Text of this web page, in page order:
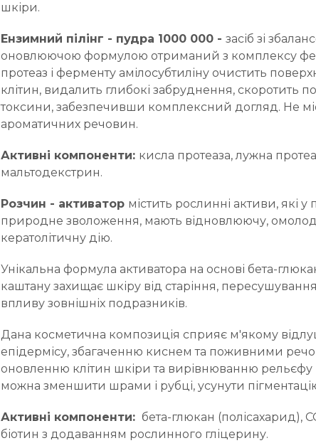
шкіри.
Ензимний пілінг - пудра 1000 000 - засіб зі
оновлюючою формулою отриманий з комплексу
протеаз і ферменту амілосубтиліну очистить
клітин, видалить глибокі забруднення, скоротить
токсини, забезпечивши комплексний догляд. Не
ароматичних речовин.
Активні компоненти: кисла протеаза, лужна
мальтодекстрин.
Розчин - активатор містить рослинні активи, які
природне зволоження, мають відновлюючу,
кератолітичну дію.
Унікальна формула активатора на основі бета-
каштану захищає шкіру від старіння,
впливу зовнішніх подразників.
Дана косметична композиція сприяє м'якому
епідермісу, збагаченню киснем та поживними
оновленню клітин шкіри та вирівнюванню
можна зменшити шрами і рубці, усунути
Активні компоненти: бета-глюкан (полісахарид),
біотин з додаванням рослинного гліцерину.